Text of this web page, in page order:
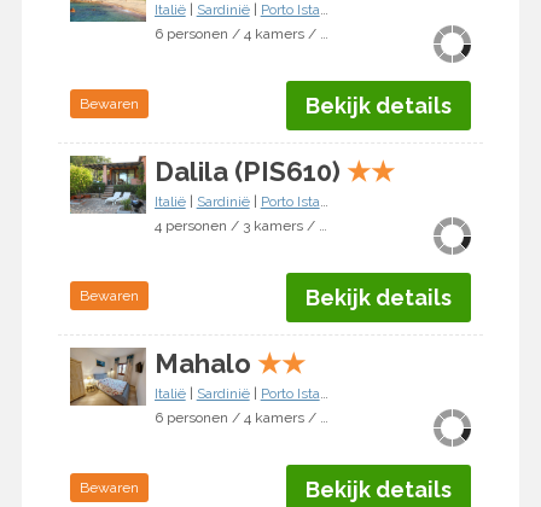
Italië| Sardinië| Porto Istana
6 personen / 4 kamers / 3 slaapkamers
Bewaren Bekijk details
Dalila (PIS610) ★★
Italië| Sardinië| Porto Istana
4 personen / 3 kamers / 2 slaapkamers
Bewaren Bekijk details
Mahalo ★★
Italië| Sardinië| Porto Istana
6 personen / 4 kamers / 3 slaapkamers
Bewaren Bekijk details